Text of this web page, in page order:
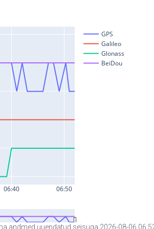
andmed uuendatud seisuga 2026-08-06